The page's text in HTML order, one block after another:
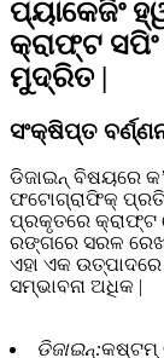
ପ୍ୟାକେଜିଂ
କ୍ରାଫ୍ଟ
ମୁଦ୍ରିତ |
ସଂକ୍ଷିପ୍ତ
ଡିଜାଇନ୍ ବିଷୟରେ
ଫଟୋଗ୍ରାଫିକ୍
ପ୍ରକୃତରେ କ୍ରାଫ୍ଟ
ରଙ୍ଗରେ ସରଳ
ଏହା ଏକ
ସମ୍ଭାବନା ଅଧିକ |
ଡିଜାଇନ୍:କଷ୍ଟମ୍